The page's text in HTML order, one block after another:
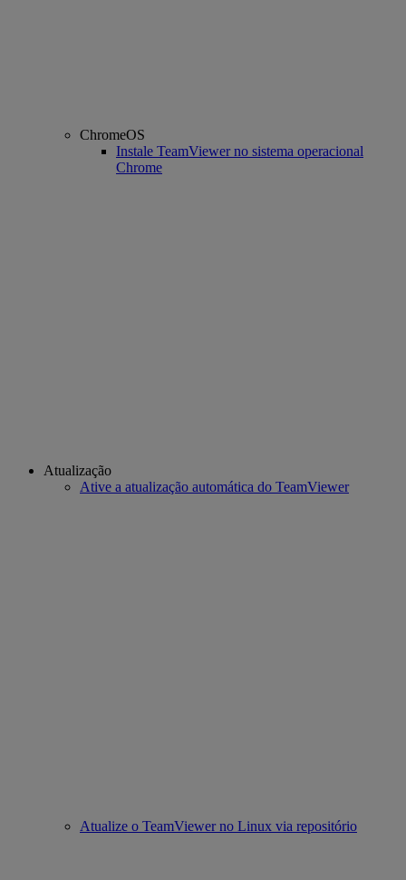
ChromeOS
Instale TeamViewer no sistema operacional
Chrome
Atualização
Ative a atualização automática do TeamViewer
Atualize o TeamViewer no Linux via repositório